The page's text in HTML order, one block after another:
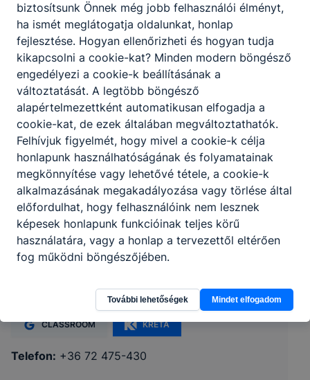
Baranya Vármegyei SZC Sásdi
Vendéglátóipari Szakképző Iskola
7370 Sásd, Kossuth Lajos utca 2.
CLASSROOM KRÉTA
Telefon: +36 72 475-430
biztosítsunk Önnek még jobb felhasználói élményt,
ha ismét meglátogatja oldalunkat, honlap
fejlesztése. Hogyan ellenőrizheti és hogyan tudja
kikapcsolni a cookie-kat? Minden modern böngésző
engedélyezi a cookie-k beállításának a
változtatását. A legtöbb böngésző
alapértelmezettként automatikusan elfogadja a
cookie-kat, de ezek általában megváltoztathatók.
Felhívjuk figyelmét, hogy mivel a cookie-k célja
honlapunk használhatóságának és folyamatainak
megkönnyítése vagy lehetővé tétele, a cookie-k
alkalmazásának megakadályozása vagy törlése által
előfordulhat, hogy felhasználóink nem lesznek
képesek honlapunk funkcióinak teljes körű
használatára, vagy a honlap a tervezettől eltérően
fog működni böngészőjében.
További lehetőségek Mindet elfogadom